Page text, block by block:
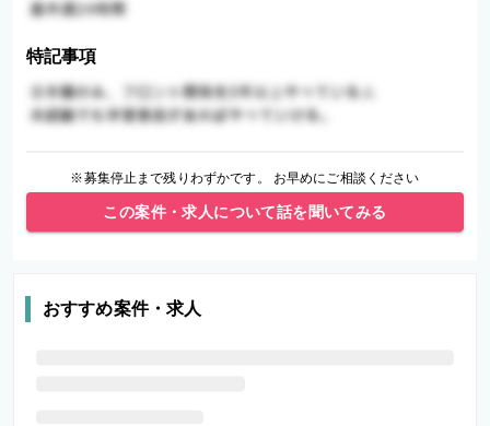
特記事項
※募集停止まで残りわずかです。 お早めにご相談ください
この案件・求人について話を聞いてみる
おすすめ案件・求人